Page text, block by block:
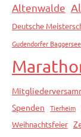
Altenwalde
Deutsche
Gudendorfer
Spenden Tierheim
Weihnachtsfeier